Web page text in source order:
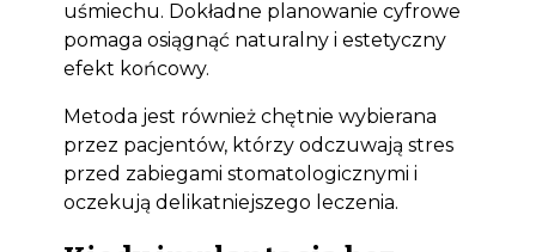
uśmiechu. Dokładne planowanie cyfrowe
pomaga osiągnąć naturalny i estetyczny
efekt końcowy.
Metoda jest również chętnie wybierana
przez pacjentów, którzy odczuwają stres
przed zabiegami stomatologicznymi i
oczekują delikatniejszego leczenia.